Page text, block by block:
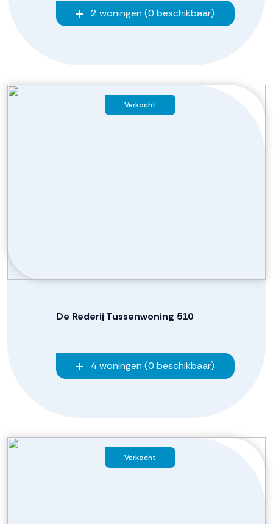
2 woningen (0 beschikbaar)
Verkocht
De Rederij Tussenwoning 510
4 woningen (0 beschikbaar)
Verkocht